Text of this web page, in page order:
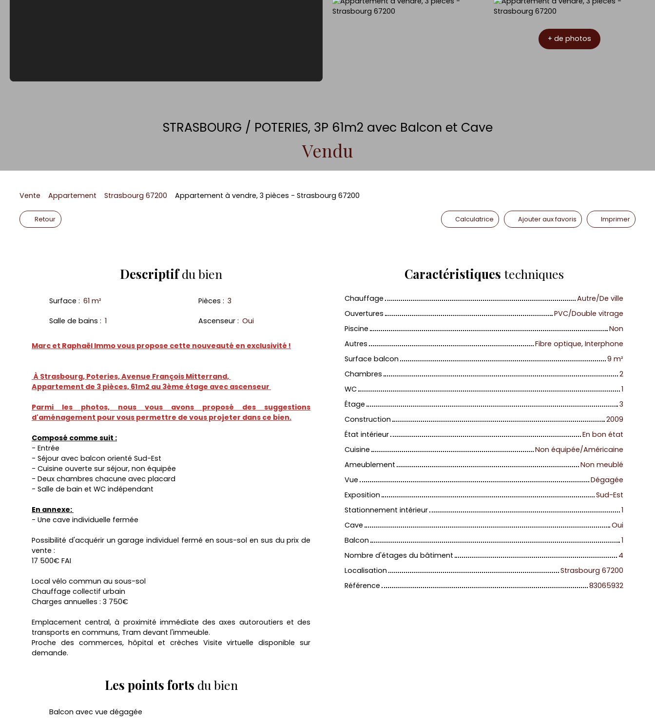
+ de photos
STRASBOURG / POTERIES, 3P 61m2 avec Balcon et Cave
Vendu
Vente Appartement Strasbourg 67200 Appartement à vendre, 3 pièces - Strasbourg 67200
Retour Calculatrice Ajouter aux favoris Imprimer
Descriptifdu bien
Surface : 61 m² Pièces : 3
Salle de bains : 1 Ascenseur : Oui
Marc et Raphaël Immo vous propose cette nouveauté en exclusivité !
À Strasbourg, Poteries, Avenue François Mitterrand,
Appartement de 3 pièces, 61m2 au 3ème étage avec ascenseur
Parmi les photos, nous vous avons proposé des suggestions
d'aménagement pour vous permettre de vous projeter dans ce bien.
Composé comme suit :
- Entrée
- Séjour avec balcon orienté Sud-Est
- Cuisine ouverte sur séjour, non équipée
- Deux chambres chacune avec placard
- Salle de bain et WC indépendant
En annexe:
- Une cave individuelle fermée
Possibilité d'acquérir un garage individuel fermé en sous-sol en sus du prix de
vente :
17 500€ FAI
Local vélo commun au sous-sol
Chauffage collectif urbain
Charges annuelles : 3 750€
Emplacement central, à proximité immédiate des axes autoroutiers et des
transports en communs, Tram devant l'immeuble.
Proche des commerces, hôpital et crèches Visite virtuelle disponible sur
demande.
Les points forts du bien
Balcon avec vue dégagée
Caractéristiques techniques
Chauffage
Autre/De ville
Ouvertures
PVC/Double vitrage
Piscine
Non
Autres
Fibre optique, Interphone
Surface balcon
9 m²
Chambres
2
WC
1
Étage
3
Construction
2009
État intérieur
En bon état
Cuisine
Non équipée/Américaine
Ameublement
Non meublé
Vue
Dégagée
Exposition
Sud-Est
Stationnement intérieur
1
Cave
Oui
Balcon
1
Nombre d'étages du bâtiment
4
Localisation
Strasbourg 67200
Référence
83065932